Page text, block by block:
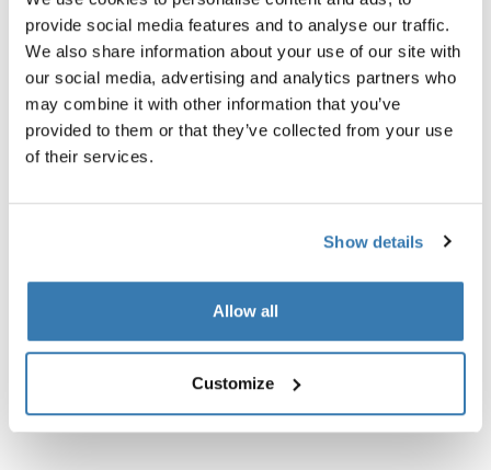
provide social media features and to analyse our traffic.
We also share information about your use of our site with
our social media, advertising and analytics partners who
may combine it with other information that you’ve
provided to them or that they’ve collected from your use
of their services.
Show details
Allow all
Customize
Toggle overview
Description du produit
Toggle guides and instructions